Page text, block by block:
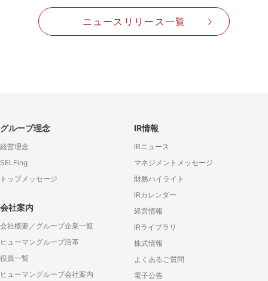
ニュースリリース一覧
グループ理念
経営理念
SELFing
トップメッセージ
会社案内
会社概要／グループ企業一覧
ヒューマングループ沿革
役員一覧
ヒューマングループ会社案内
IR情報
IRニュース
マネジメントメッセージ
財務ハイライト
IRカレンダー
経営情報
IRライブラリ
株式情報
よくあるご質問
電子公告